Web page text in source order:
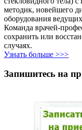
методик, новейшего
оборудования
Команда врачей-
сохранить или
случаях.
Узнать больше >>>
Запишитесь на